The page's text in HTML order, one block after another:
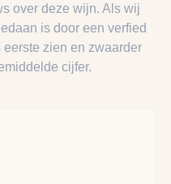
over deze wijn. Als wij
is door een verfied
zien en zwaarder
cijfer.